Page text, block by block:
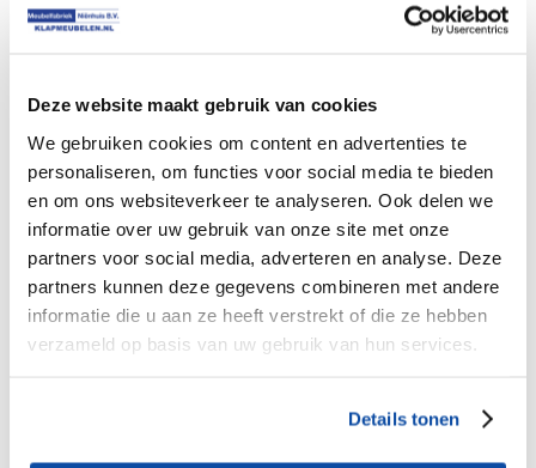
Deze website maakt gebruik van cookies
We gebruiken cookies om content en advertenties te
personaliseren, om functies voor social media te bieden
en om ons websiteverkeer te analyseren. Ook delen we
informatie over uw gebruik van onze site met onze
partners voor social media, adverteren en analyse. Deze
partners kunnen deze gegevens combineren met andere
informatie die u aan ze heeft verstrekt of die ze hebben
verzameld op basis van uw gebruik van hun services.
Details tonen
Afwijkende tafelhoogte 90cm :-
Klaptafels